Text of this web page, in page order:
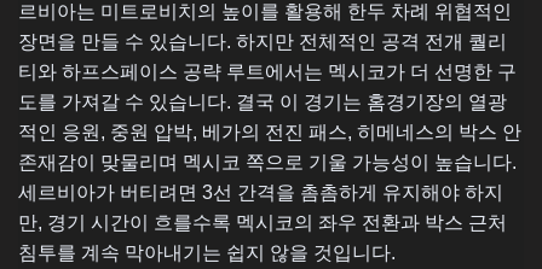
르비아는 미트로비치의 높이를 활용해 한두 차례 위협적인
장면을 만들 수 있습니다. 하지만 전체적인 공격 전개 퀄리
티와 하프스페이스 공략 루트에서는 멕시코가 더 선명한 구
도를 가져갈 수 있습니다. 결국 이 경기는 홈경기장의 열광
적인 응원, 중원 압박, 베가의 전진 패스, 히메네스의 박스 안
존재감이 맞물리며 멕시코 쪽으로 기울 가능성이 높습니다.
세르비아가 버티려면 3선 간격을 촘촘하게 유지해야 하지
만, 경기 시간이 흐를수록 멕시코의 좌우 전환과 박스 근처
침투를 계속 막아내기는 쉽지 않을 것입니다.